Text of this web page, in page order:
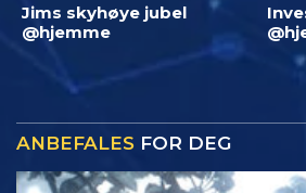
Jims skyhøye jubel
@hjemme
ANBEFALES FOR DEG